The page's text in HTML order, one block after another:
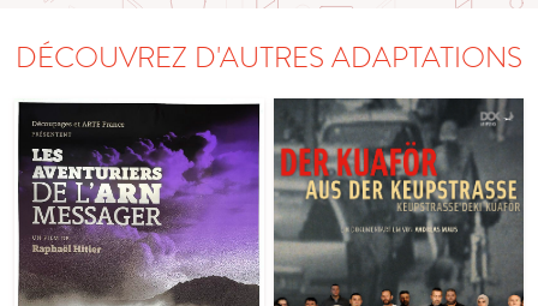
DÉCOUVREZ D'AUTRES ADAPTATIONS